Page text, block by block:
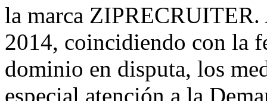
la marca ZIPRECRUITER.
2014, coincidiendo con la
dominio en disputa, los
especial atención a la